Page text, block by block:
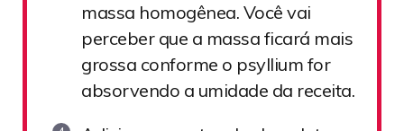
massa homogênea. Você vai
perceber que a massa ficará mais
grossa conforme o psyllium for
absorvendo a umidade da receita.